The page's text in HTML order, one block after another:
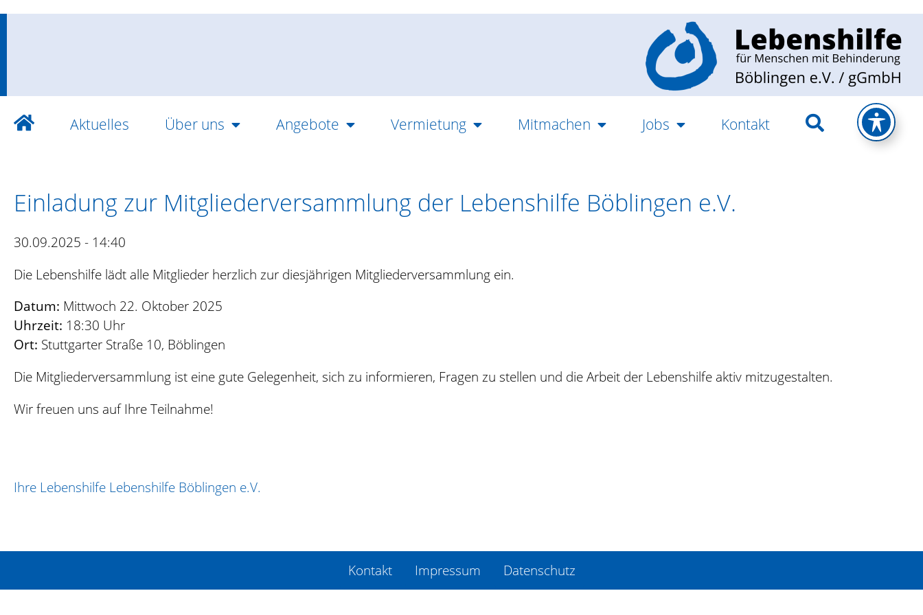
Aktuelles Über uns Angebote Vermietung Mitmachen Jobs Kontakt
Einladung zur Mitgliederversammlung der Lebenshilfe Böblingen e.V.
30.09.2025 - 14:40
Die Lebenshilfe lädt alle Mitglieder herzlich zur diesjährigen Mitgliederversammlung ein.
Datum: Mittwoch 22. Oktober 2025
Uhrzeit: 18:30 Uhr
Ort: Stuttgarter Straße 10, Böblingen
Die Mitgliederversammlung ist eine gute Gelegenheit, sich zu informieren, Fragen zu stellen und die Arbeit der Lebenshilfe aktiv mitzugestalten.
Wir freuen uns auf Ihre Teilnahme!
Ihre Lebenshilfe Lebenshilfe Böblingen e.V.
Kontakt Impressum Datenschutz